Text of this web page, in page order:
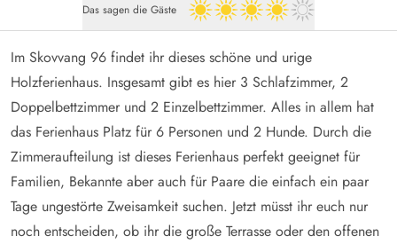
Das sagen die Gäste 4 von 5
Im Skovvang 96 findet ihr dieses schöne und urige
Holzferienhaus. Insgesamt gibt es hier 3 Schlafzimmer, 2
Doppelbettzimmer und 2 Einzelbettzimmer. Alles in allem hat
das Ferienhaus Platz für 6 Personen und 2 Hunde. Durch die
Zimmeraufteilung ist dieses Ferienhaus perfekt geeignet für
Familien, Bekannte aber auch für Paare die einfach ein paar
Tage ungestörte Zweisamkeit suchen. Jetzt müsst ihr euch nur
noch entscheiden, ob ihr die große Terrasse oder den offenen